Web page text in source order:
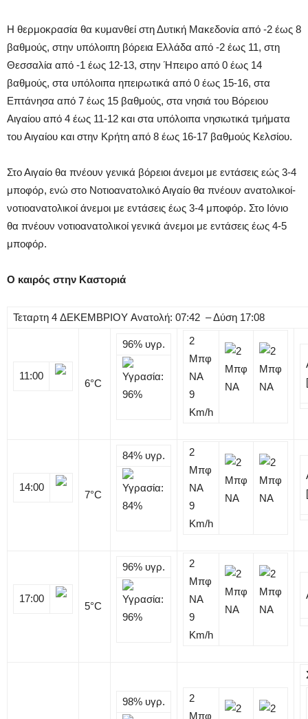
Η θερμοκρασία θα κυμανθεί στη Δυτική Μακεδονία από -2 έως 8
βαθμούς, στην υπόλοιπη βόρεια Ελλάδα από -2 έως 11, στη
Θεσσαλία από -1 έως 12-13, στην Ήπειρο από 0 έως 14
βαθμούς, στα υπόλοιπα ηπειρωτικά από 0 έως 15-16, στα
Επτάνησα από 7 έως 15 βαθμούς, στα νησιά του Βόρειου
Αιγαίου από 4 έως 11-12 και στα υπόλοιπα νησιωτικά τμήματα
του Αιγαίου και στην Κρήτη από 8 έως 16-17 βαθμούς Κελσίου.
Στο Αιγαίο θα πνέουν γενικά βόρειοι άνεμοι με εντάσεις εώς 3-4
μποφόρ, ενώ στο Νοτιοανατολικό Αιγαίο θα πνέουν ανατολικοί-
νοτιοανατολικοί άνεμοι με εντάσεις έως 3-4 μποφόρ. Στο Ιόνιο
θα πνέουν νοτιοανατολικοί γενικά άνεμοι με εντάσεις έως 4-5
μποφόρ.
Ο καιρός στην Καστοριά
Τεταρτη 4 ΔΕΚΕΜΒΡΙΟΥ Ανατολή: 07:42 – Δύση 17:08
11:00
6°C
96% υγρ.
2
Μπφ
NA
9
Km/h
14:00
7°C
84% υγρ.
2
Μπφ
NA
9
Km/h
17:00
5°C
96% υγρ.
2
Μπφ
NA
9
Km/h
98% υγρ.
2
Μπφ